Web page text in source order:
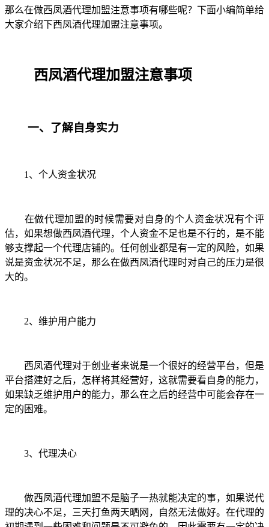
那么在做西凤酒代理加盟注意事项有哪些呢？下面小编简单给
大家介绍下西凤酒代理加盟注意事项。
西凤酒代理加盟注意事项
一、了解自身实力
1 、个人资金状况
在做代理加盟的时候需要对自身的个人资金状况有个评
估，如果想做西凤酒代理，个人资金不足也是不行的，是不能
够支撑起一个代理店铺的。任何创业都是有一定的风险，如果
说是资金状况不足，那么在做西凤酒代理时对自己的压力是很
大的。
2、维护用户能力
西凤酒代理对于创业者来说是一个很好的经营平台，但是
平台搭建好之后，怎样将其经营好，这就需要看自身的能力，
如果缺乏维护用户的能力，那么在之后的经营中可能会存在一
定的困难。
3、代理决心
做西凤酒代理加盟不是脑子一热就能决定的事，如果说代
理的决心不足，三天打鱼两天晒网，自然无法做好。在代理的